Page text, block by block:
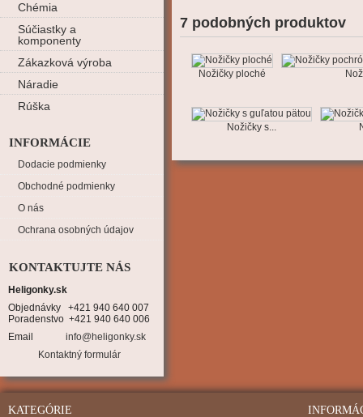
Chémia
Súčiastky a
komponenty
Zákazková výroba
Náradie
Rúška
INFORMÁCIE
Dodacie podmienky
Obchodné podmienky
O nás
Ochrana osobných údajov
KONTAKTUJTE NÁS
Heligonky.sk
Objednávky   +421 940 640 007
Poradenstvo  +421 940 640 006
Email
info@heligonky.sk
Kontaktný formulár
7 podobných produktov
Nožičky ploché
Nožičky s...
KATEGÓRIE